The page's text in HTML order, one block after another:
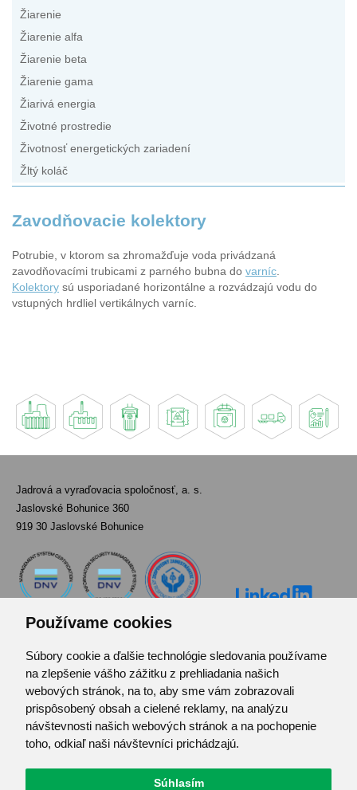
Používame cookies
Súbory cookie a ďalšie technológie sledovania používame
na zlepšenie vášho zážitku z prehliadania našich
webových stránok, na to, aby sme vám zobrazovali
prispôsobený obsah a cielené reklamy, na analýzu
návštevnosti našich webových stránok a na pochopenie
toho, odkiaľ naši návštevníci prichádzajú.
Súhlasím
Žiarenie
Žiarenie alfa
Žiarenie beta
Žiarenie gama
Žiarivá energia
Životné prostredie
Životnosť energetických zariadení
Žltý koláč
Zavodňovacie kolektory
Potrubie, v ktorom sa zhromažďuje voda privádzaná
zavodňovacími trubicami z parného bubna do varníc
Kolektory sú usporiadané horizontálne a rozvádzajú vodu do
vstupných hrdliel vertikálnych varníc.
Jadrová a vyraďovacia spoločnosť, a. s.
Jaslovské Bohunice 360
919 30 Jaslovské Bohunice
Kontakt
Pozvánka do infocentra
Zoznam použitých skratiek
Mapa stránok
RSS
Centrum predvolieb cookies